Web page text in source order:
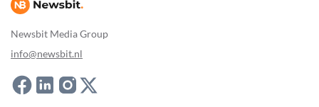
Newsbit Media Group
info@newsbit.nl